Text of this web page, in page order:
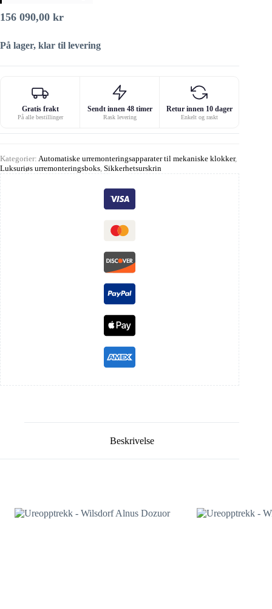
156 090,00 kr
På lager, klar til levering
Gratis frakt
På alle bestillinger
Sendt innen 48 timer
Rask levering
Retur innen 10 dager
Enkelt og raskt
Kategorier: Automatiske urremonteringsapparater til mekaniske klokker,
Luksuriøs urremonteringsboks Sikkerhetsurskrin
Beskrivelse